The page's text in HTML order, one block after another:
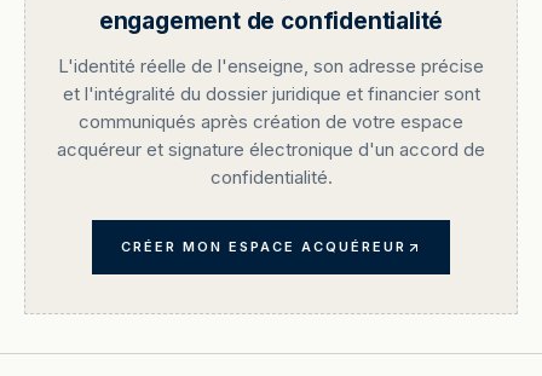
engagement de confidentialité
L'identité réelle de l'enseigne, son adresse précise
et l'intégralité du dossier juridique et financier sont
communiqués après création de votre espace
acquéreur et signature électronique d'un accord de
confidentialité.
CRÉER MON ESPACE ACQUÉREUR